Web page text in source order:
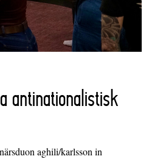
antinationalistisk
aghili/karlsson in